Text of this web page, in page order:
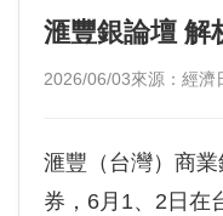
滙豐銀論壇 解
2026/06/03來源：經濟
滙豐（台灣）商
券，6月1、2日在